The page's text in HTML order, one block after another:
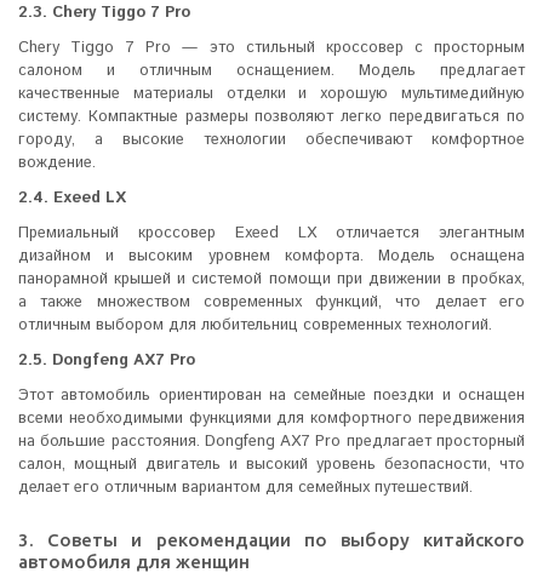
2.3. Chery Tiggo 7 Pro
Chery Tiggo 7 Pro — это стильный кроссовер с просторным
салоном и отличным оснащением. Модель предлагает
качественные материалы отделки и хорошую мультимедийную
систему. Компактные размеры позволяют легко передвигаться по
городу, а высокие технологии обеспечивают комфортное
вождение.
2.4. Exeed LX
Премиальный кроссовер Exeed LX отличается элегантным
дизайном и высоким уровнем комфорта. Модель оснащена
панорамной крышей и системой помощи при движении в пробках,
а также множеством современных функций, что делает его
отличным выбором для любительниц современных технологий.
2.5. Dongfeng AX7 Pro
Этот автомобиль ориентирован на семейные поездки и оснащен
всеми необходимыми функциями для комфортного передвижения
на большие расстояния. Dongfeng AX7 Pro предлагает просторный
салон, мощный двигатель и высокий уровень безопасности, что
делает его отличным вариантом для семейных путешествий.
3. Советы и рекомендации по выбору китайского
автомобиля для женщин